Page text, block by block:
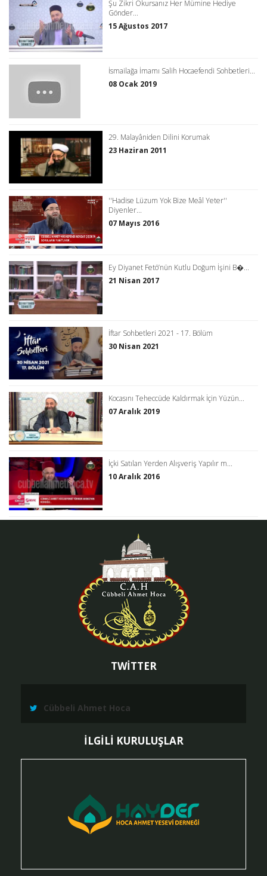
Şu Zikri Okursanız Her Mümine Hediye
Gönder...
15 Ağustos 2017
İsmailağa İmamı Salih Hocaefendi Sohbetleri...
08 Ocak 2019
29. Malayâniden Dilini Korumak
23 Haziran 2011
''Hadise Lüzum Yok Bize Meâl Yeter''
Diyenler...
07 Mayıs 2016
Ey Diyanet Fetö’nün Kutlu Doğum İşini B�...
21 Nisan 2017
İftar Sohbetleri 2021 - 17. Bölüm
30 Nisan 2021
Kocasını Teheccüde Kaldırmak İçin Yüzün...
07 Aralık 2019
İçki Satılan Yerden Alışveriş Yapılır m...
10 Aralık 2016
TWİTTER
Cübbeli Ahmet Hoca
İLGİLİ KURULUŞLAR